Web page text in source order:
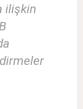
ilişkin